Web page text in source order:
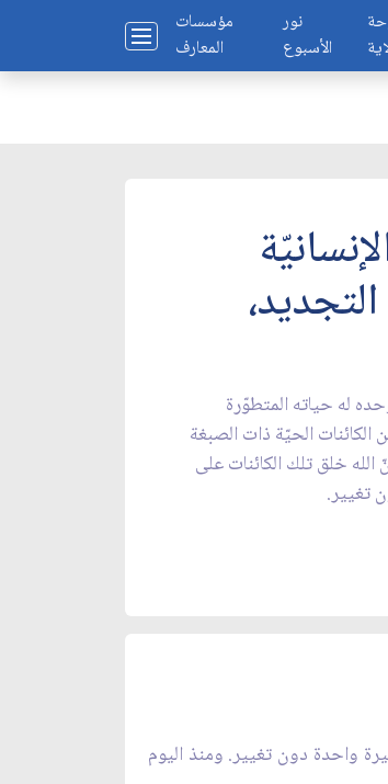
مؤسسات
المعارف
نور
الأسبوع
له حياته المتطوّرة
الكائنات الحيّة ذات الصبغة
الله خلق تلك الكائنات على
تغيير.
واحدة دون تغيير. ومنذ اليوم